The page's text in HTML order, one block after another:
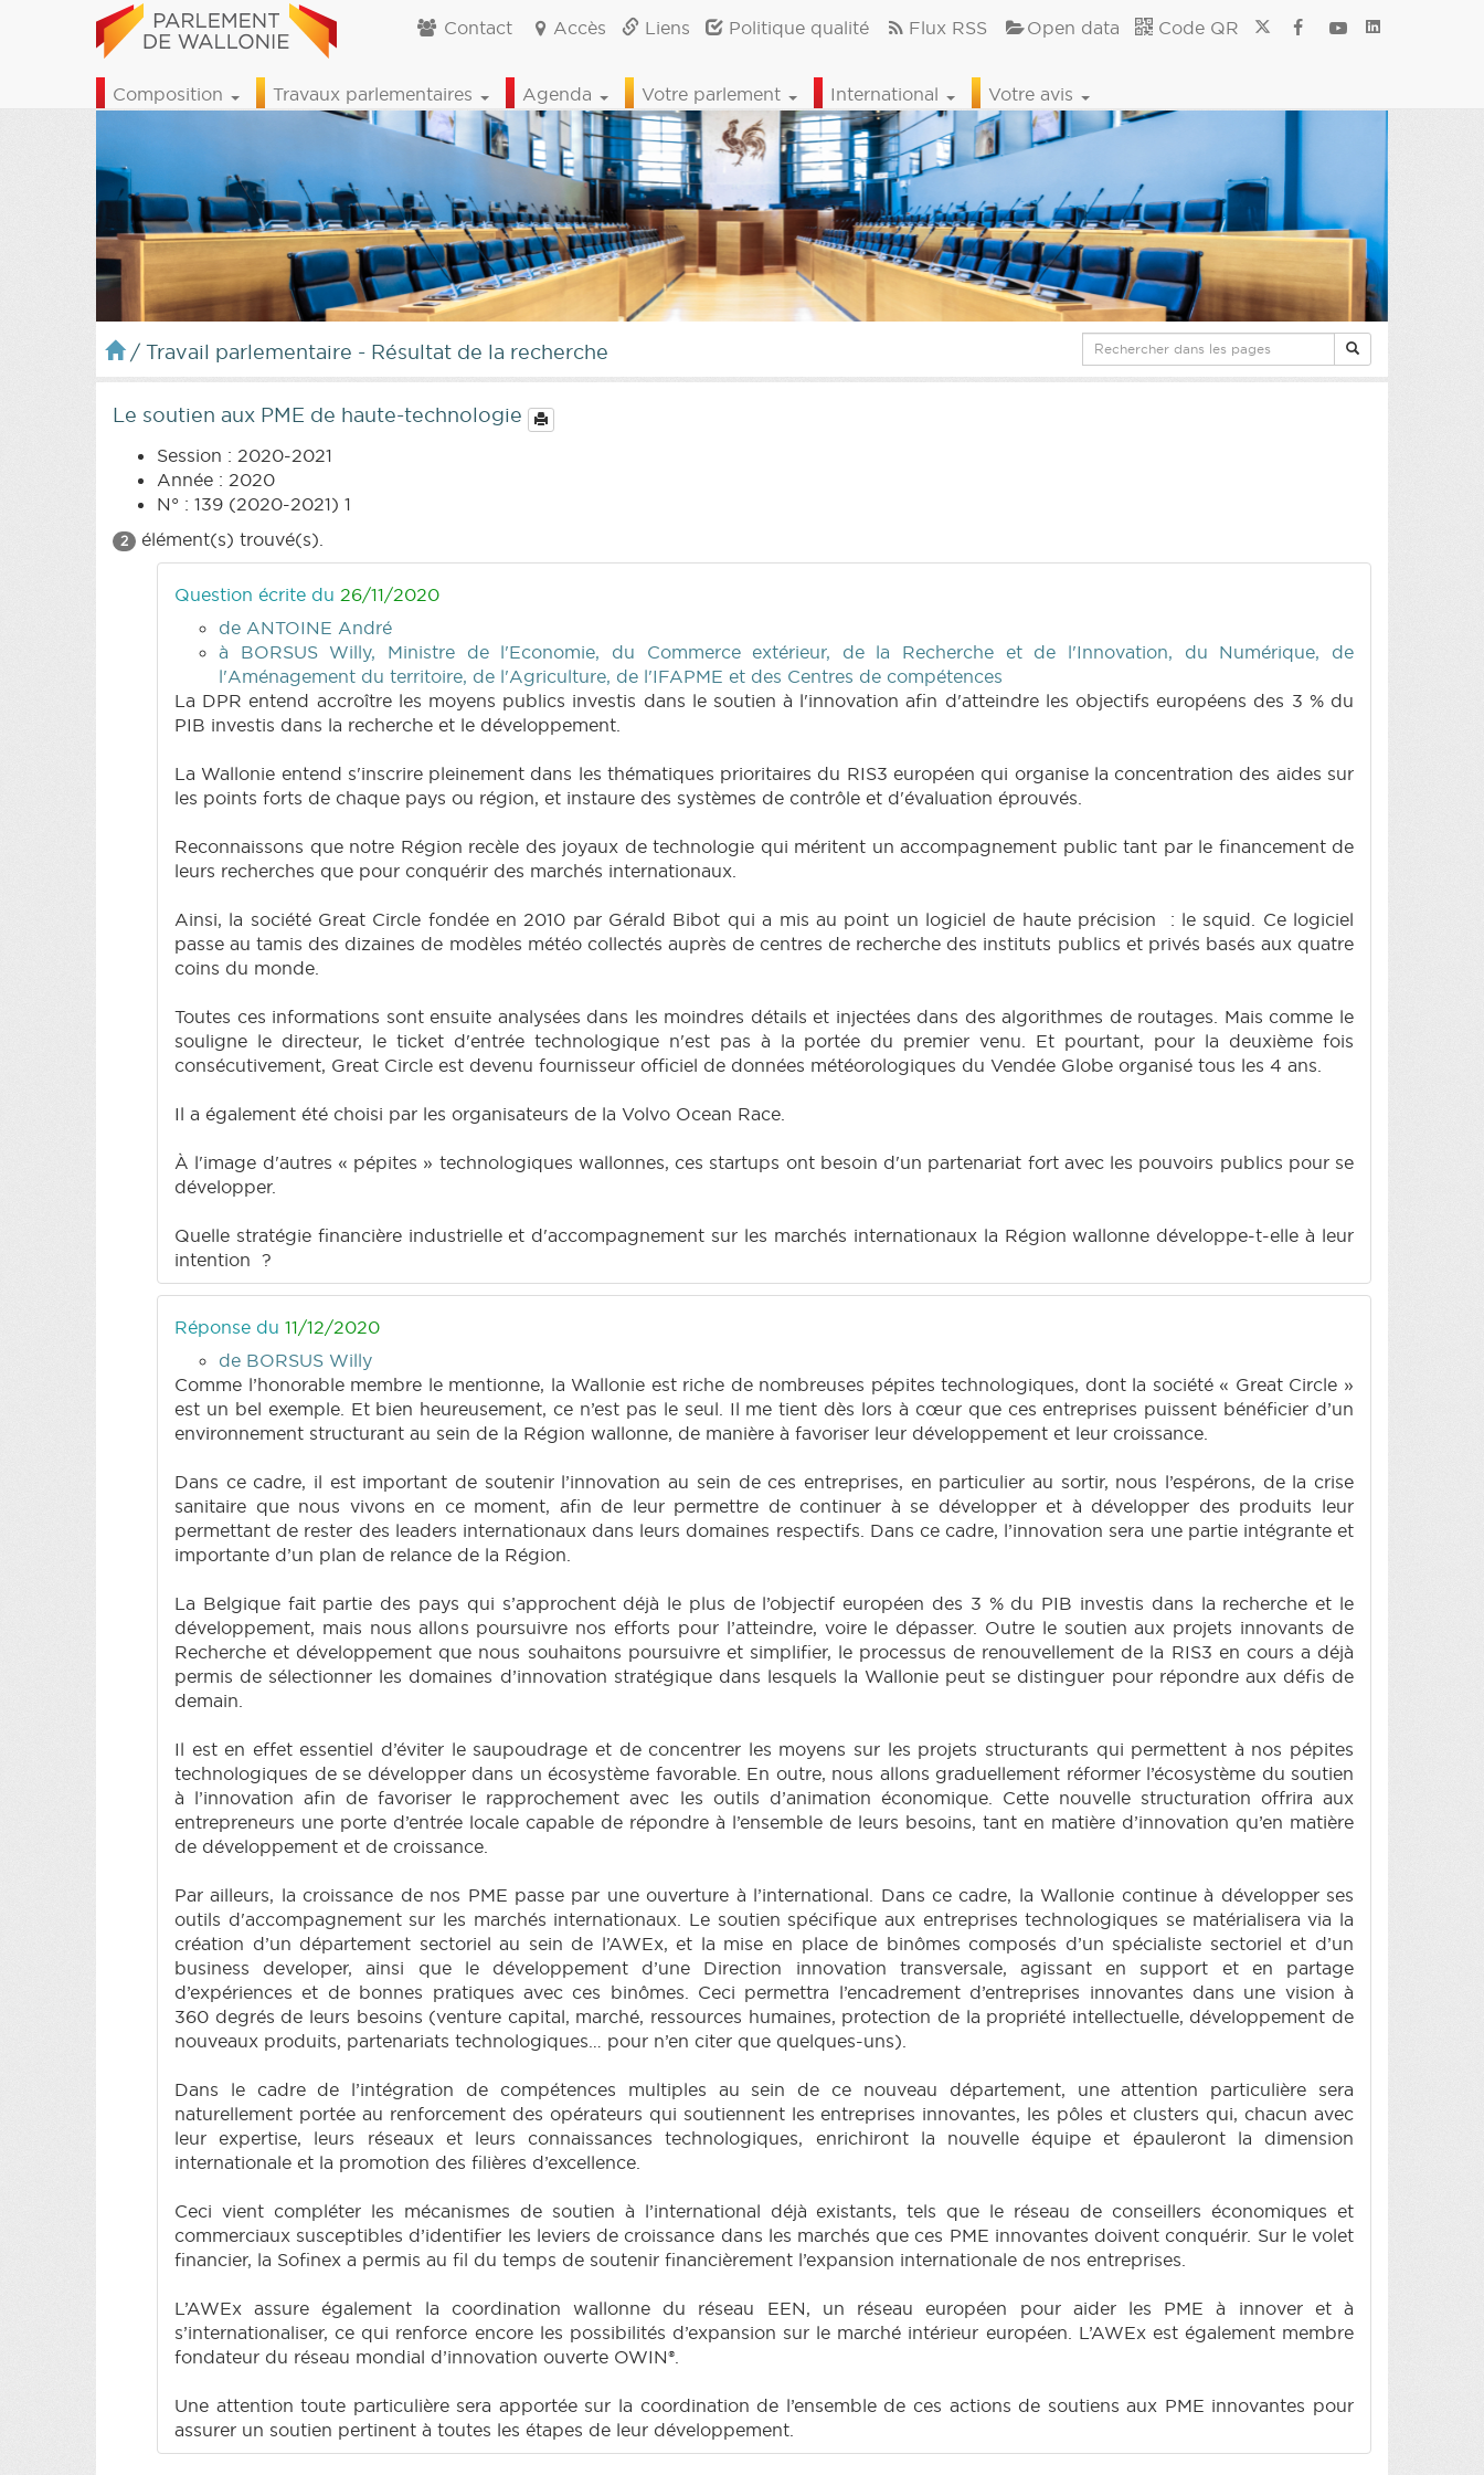
Contact Accès Liens Politique qualité Flux RSS Open data Code QR
Composition Travaux parlementaires Agenda Votre parlement International Votre avis
/ Travail parlementaire - Résultat de la recherche
Le soutien aux PME de haute-technologie
Session : 2020-2021
Année : 2020
N° : 139 (2020-2021) 1
2 élément(s) trouvé(s).
Question écrite du 26/11/2020
de ANTOINE André
à BORSUS Willy, Ministre de l'Economie, du Commerce extérieur, de la Recherche et de l'Innovation, du Numérique, de
l'Aménagement du territoire, de l'Agriculture, de l'IFAPME et des Centres de compétences
La DPR entend accroître les moyens publics investis dans le soutien à l'innovation afin d'atteindre les objectifs européens des 3 % du
PIB investis dans la recherche et le développement.
La Wallonie entend s'inscrire pleinement dans les thématiques prioritaires du RIS3 européen qui organise la concentration des aides sur
les points forts de chaque pays ou région, et instaure des systèmes de contrôle et d'évaluation éprouvés.
Reconnaissons que notre Région recèle des joyaux de technologie qui méritent un accompagnement public tant par le financement de
leurs recherches que pour conquérir des marchés internationaux.
Ainsi, la société Great Circle fondée en 2010 par Gérald Bibot qui a mis au point un logiciel de haute précision : le squid. Ce logiciel
passe au tamis des dizaines de modèles météo collectés auprès de centres de recherche des instituts publics et privés basés aux quatre
coins du monde.
Toutes ces informations sont ensuite analysées dans les moindres détails et injectées dans des algorithmes de routages. Mais comme le
souligne le directeur, le ticket d'entrée technologique n'est pas à la portée du premier venu. Et pourtant, pour la deuxième fois
consécutivement, Great Circle est devenu fournisseur officiel de données météorologiques du Vendée Globe organisé tous les 4 ans.
Il a également été choisi par les organisateurs de la Volvo Ocean Race.
À l'image d'autres « pépites » technologiques wallonnes, ces startups ont besoin d'un partenariat fort avec les pouvoirs publics pour se
développer.
Quelle stratégie financière industrielle et d'accompagnement sur les marchés internationaux la Région wallonne développe-t-elle à leur
intention ?
Réponse du 11/12/2020
de BORSUS Willy
Comme l’honorable membre le mentionne, la Wallonie est riche de nombreuses pépites technologiques, dont la société « Great Circle »
est un bel exemple. Et bien heureusement, ce n’est pas le seul. Il me tient dès lors à cœur que ces entreprises puissent bénéficier d’un
environnement structurant au sein de la Région wallonne, de manière à favoriser leur développement et leur croissance.
Dans ce cadre, il est important de soutenir l’innovation au sein de ces entreprises, en particulier au sortir, nous l’espérons, de la crise
sanitaire que nous vivons en ce moment, afin de leur permettre de continuer à se développer et à développer des produits leur
permettant de rester des leaders internationaux dans leurs domaines respectifs. Dans ce cadre, l’innovation sera une partie intégrante et
importante d’un plan de relance de la Région.
La Belgique fait partie des pays qui s’approchent déjà le plus de l’objectif européen des 3 % du PIB investis dans la recherche et le
développement, mais nous allons poursuivre nos efforts pour l’atteindre, voire le dépasser. Outre le soutien aux projets innovants de
Recherche et développement que nous souhaitons poursuivre et simplifier, le processus de renouvellement de la RIS3 en cours a déjà
permis de sélectionner les domaines d’innovation stratégique dans lesquels la Wallonie peut se distinguer pour répondre aux défis de
demain.
Il est en effet essentiel d’éviter le saupoudrage et de concentrer les moyens sur les projets structurants qui permettent à nos pépites
technologiques de se développer dans un écosystème favorable. En outre, nous allons graduellement réformer l’écosystème du soutien
à l’innovation afin de favoriser le rapprochement avec les outils d’animation économique. Cette nouvelle structuration offrira aux
entrepreneurs une porte d’entrée locale capable de répondre à l’ensemble de leurs besoins, tant en matière d’innovation qu’en matière
de développement et de croissance.
Par ailleurs, la croissance de nos PME passe par une ouverture à l’international. Dans ce cadre, la Wallonie continue à développer ses
outils d'accompagnement sur les marchés internationaux. Le soutien spécifique aux entreprises technologiques se matérialisera via la
création d’un département sectoriel au sein de l’AWEx, et la mise en place de binômes composés d’un spécialiste sectoriel et d’un
business developer, ainsi que le développement d’une Direction innovation transversale, agissant en support et en partage
d’expériences et de bonnes pratiques avec ces binômes. Ceci permettra l’encadrement d’entreprises innovantes dans une vision à
360 degrés de leurs besoins (venture capital, marché, ressources humaines, protection de la propriété intellectuelle, développement de
nouveaux produits, partenariats technologiques… pour n’en citer que quelques-uns).
Dans le cadre de l’intégration de compétences multiples au sein de ce nouveau département, une attention particulière sera
naturellement portée au renforcement des opérateurs qui soutiennent les entreprises innovantes, les pôles et clusters qui, chacun avec
leur expertise, leurs réseaux et leurs connaissances technologiques, enrichiront la nouvelle équipe et épauleront la dimension
internationale et la promotion des filières d’excellence.
Ceci vient compléter les mécanismes de soutien à l’international déjà existants, tels que le réseau de conseillers économiques et
commerciaux susceptibles d’identifier les leviers de croissance dans les marchés que ces PME innovantes doivent conquérir. Sur le volet
financier, la Sofinex a permis au fil du temps de soutenir financièrement l’expansion internationale de nos entreprises.
L’AWEx assure également la coordination wallonne du réseau EEN, un réseau européen pour aider les PME à innover et à
s’internationaliser, ce qui renforce encore les possibilités d’expansion sur le marché intérieur européen. L’AWEx est également membre
fondateur du réseau mondial d’innovation ouverte OWIN®.
Une attention toute particulière sera apportée sur la coordination de l’ensemble de ces actions de soutiens aux PME innovantes pour
assurer un soutien pertinent à toutes les étapes de leur développement.